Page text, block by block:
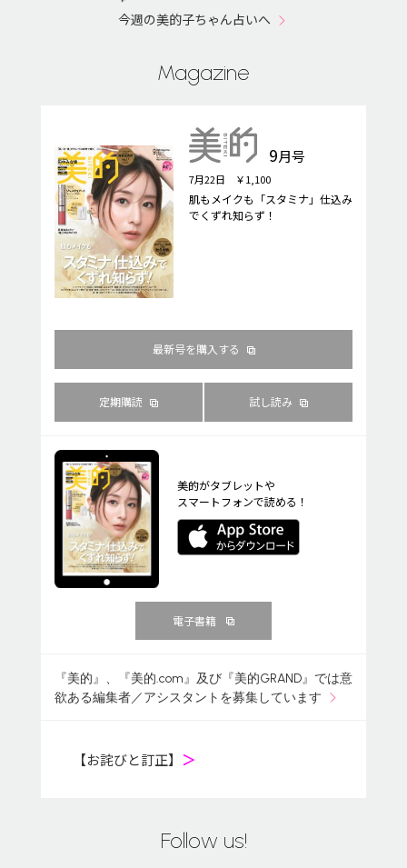
今週の美的子ちゃん占いへ
Magazine
9月号
7月22日 ￥1,100
肌もメイクも「スタミナ」仕込み
でくずれ知らず！
最新号を購入する
定期購読 試し読み
美的がタブレットや
スマートフォンで読める！
電子書籍
『美的』、『美的.com』及び『美的GRAND』では意
欲ある編集者／アシスタントを募集しています
【お詫びと訂正】 ＞
Follow us!